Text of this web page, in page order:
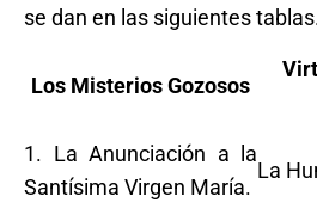
se dan en las siguientes
Los Misterios Gozosos
1. La Anunciación a la
Santísima Virgen María.
La